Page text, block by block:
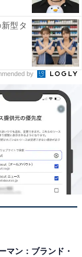
型タ
by
マン：ブランド・